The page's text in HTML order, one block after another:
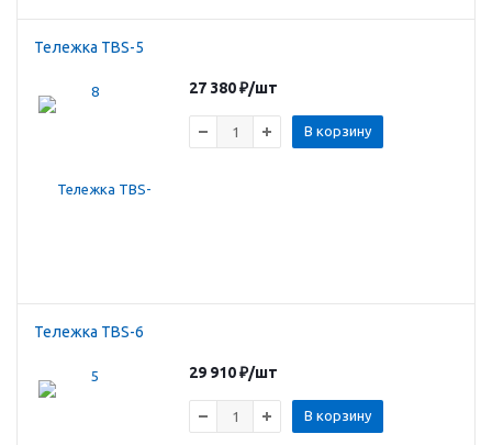
Тележка TBS-5
27 380₽/шт
В корзину
Тележка TBS-6
29 910₽/шт
В корзину